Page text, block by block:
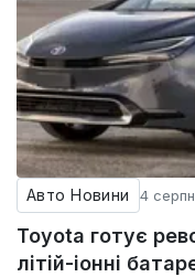
Авто Новини 4
Toyota готує
літій-іонні